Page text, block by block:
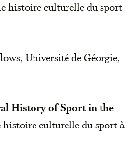
histoire culturelle du sport
Université de Géorgie,
History of Sport in the
histoire culturelle du sport à